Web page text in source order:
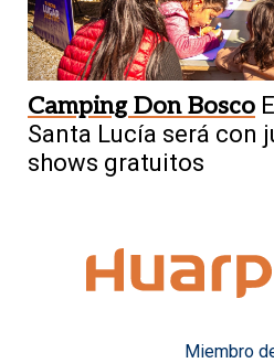
Camping Don Bosco
Santa Lucía será con
shows gratuitos
Miembro